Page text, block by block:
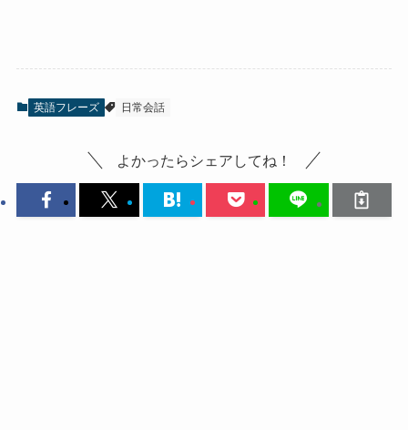
英語フレーズ 日常会話
よかったらシェアしてね！